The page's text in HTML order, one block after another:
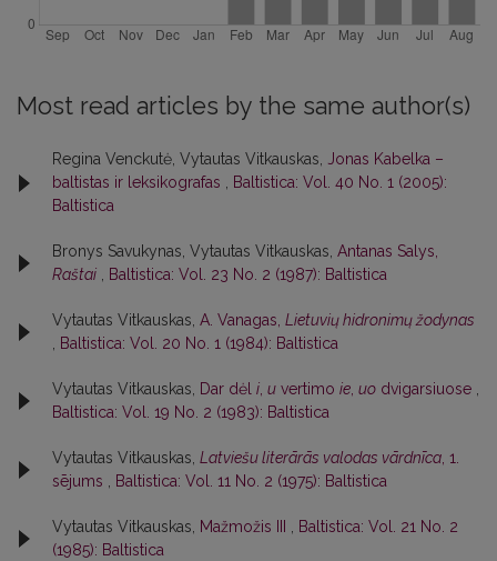
Most read articles by the same author(s)
Regina Venckutė, Vytautas Vitkauskas,
Jonas Kabelka –
baltistas ir leksikografas
Baltistica: Vol. 40 No. 1 (2005):
Baltistica
Bronys Savukynas, Vytautas Vitkauskas, Antanas Salys,
Raštai
Baltistica: Vol. 23 No. 2 (1987): Baltistica
Vytautas Vitkauskas, A. Vanagas, Lietuvių hidronimų žodynas
Baltistica: Vol. 20 No. 1 (1984): Baltistica
Vytautas Vitkauskas, Dar dėl i u vertimo ie uo dvigarsiuose
Baltistica: Vol. 19 No. 2 (1983): Baltistica
Vytautas Vitkauskas, Latviešu literārās valodas vārdnīca , 1.
sējums
Baltistica: Vol. 11 No. 2 (1975): Baltistica
Vytautas Vitkauskas, Mažmožis III
Baltistica: Vol. 21 No. 2
(1985): Baltistica